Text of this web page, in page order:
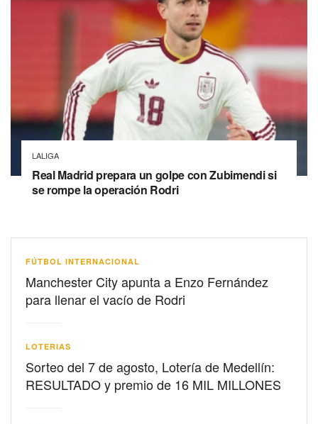
LALIGA
Real Madrid prepara un golpe con Zubimendi si
se rompe la operación Rodri
FÚTBOL INTERNACIONAL
Manchester City apunta a Enzo Fernández
para llenar el vacío de Rodri
LOTERIAS
Sorteo del 7 de agosto, Lotería de Medellín:
RESULTADO y premio de 16 MIL MILLONES